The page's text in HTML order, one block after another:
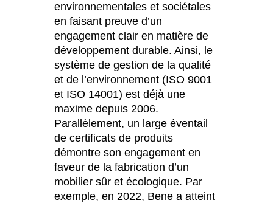
environnementales et sociétales
en faisant preuve d’un
engagement clair en matière de
développement durable. Ainsi, le
système de gestion de la qualité
et de l’environnement (ISO 9001
et ISO 14001) est déjà une
maxime depuis 2006.
Parallèlement, un large éventail
de certificats de produits
démontre son engagement en
faveur de la fabrication d’un
mobilier sûr et écologique. Par
exemple, en 2022, Bene a atteint